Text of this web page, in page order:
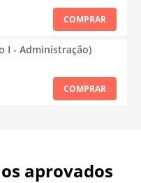
COMPRAR
I - Administração)
COMPRAR
aprovados